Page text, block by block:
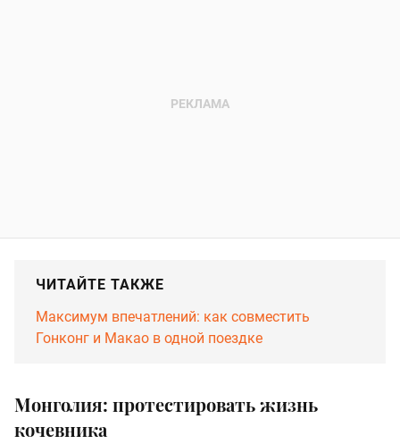
ЧИТАЙТЕ ТАКЖЕ
Максимум впечатлений: как совместить
Гонконг и Макао в одной поездке
Монголия: протестировать жизнь
кочевника